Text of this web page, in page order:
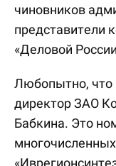
чиновников
представители
«Деловой
Любопытно, что
директор ЗАО
Бабкина. Это